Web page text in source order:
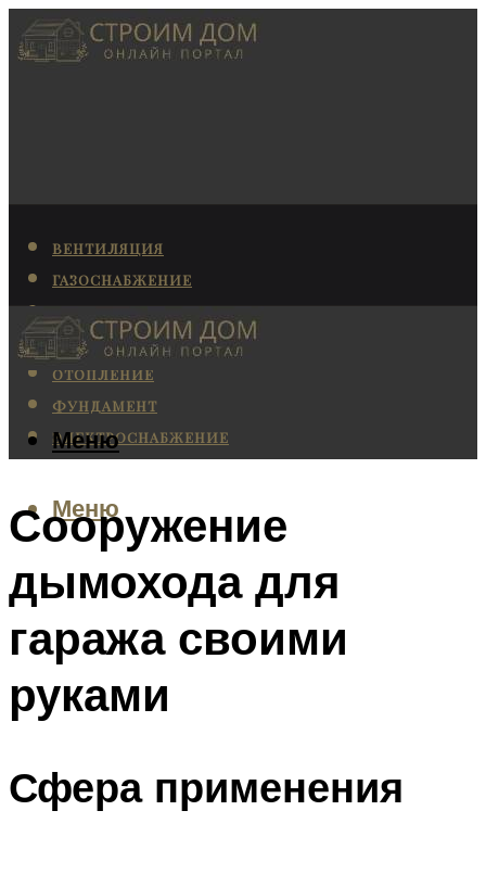
ВЕНТИЛЯЦИЯ
ГАЗОСНАБЖЕНИЕ
КАНАЛИЗАЦИЯ
КОНДИЦИОНИРОВАНИЕ
ОТОПЛЕНИЕ
ФУНДАМЕНТ
ЭЛЕКТРОСНАБЖЕНИЕ
Меню
Меню
Сооружение
дымохода для
гаража своими
руками
Сфера применения